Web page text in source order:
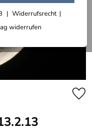
Widerrufsrecht
widerrufen